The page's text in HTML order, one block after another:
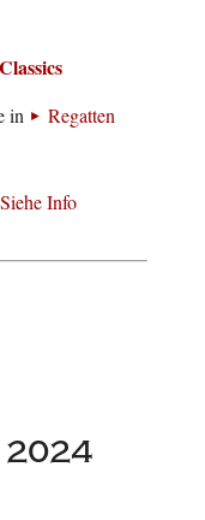
in
Regatten
Siehe Info